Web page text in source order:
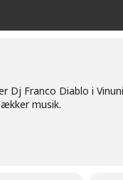
Dj Franco Diablo i
musik.